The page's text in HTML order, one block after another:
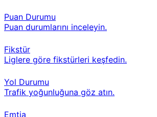
Puan Durumu
Puan durumlarını inceleyin.
Fikstür
Liglere göre fikstürleri keşfedin.
Yol Durumu
Trafik yoğunluğuna göz atın.
Emtia